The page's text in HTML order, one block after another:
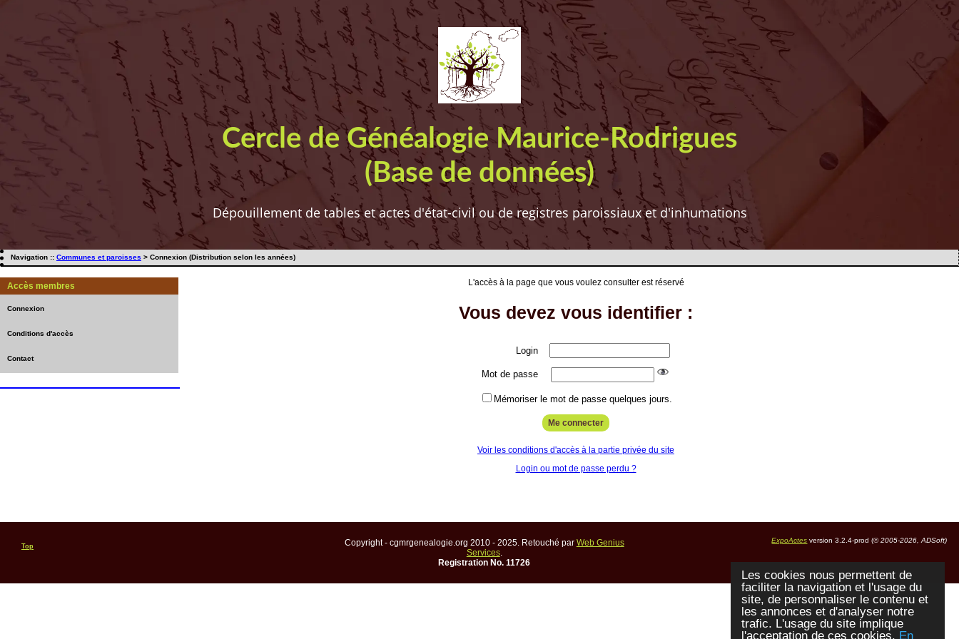
Les cookies nous permettent de
faciliter la navigation et l'usage du
site, de personnaliser le contenu et
les annonces et d'analyser notre
trafic. L'usage du site implique
l'acceptation de ces cookies. En
Cercle de Généalogie Maurice-Rodrigues
(Base de données)
Dépouillement de tables et actes d'état-civil ou de registres paroissiaux et d'inhumations
Navigation :: Communes et paroisses > Connexion (Distribution selon les années)
Accès membres
Connexion
Conditions d'accès
Contact
L'accès à la page que vous voulez consulter est réservé
Vous devez vous identifier :
Login
Mot de passe
Mémoriser le mot de passe quelques jours.
Voir les conditions d'accès à la partie privée du site
Login ou mot de passe perdu ?
Top Copyright - cgmrgenealogie.org 2010 - 2025. Retouché par Web Genius
Services.
Registration No. 11726
ExpoActes version 3.2.4-prod (©2005-2026, ADSoft)